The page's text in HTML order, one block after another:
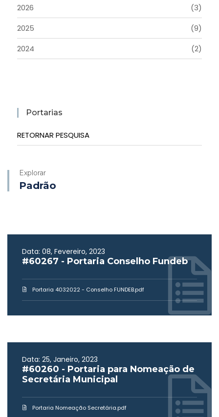
2026
(3)
2025
(9)
2024
(2)
Portarias
RETORNAR PESQUISA
Explorar
Padrão
Data: 08, Fevereiro, 2023
#60267 - Portaria Conselho Fundeb
Portaria 4032022 - Conselho FUNDEB.pdf
Data: 25, Janeiro, 2023
#60260 - Portaria para Nomeação de
Secretária Municipal
Portaria Nomeação Secretária.pdf